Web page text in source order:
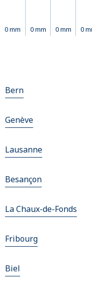
0 mm 0 mm 0 mm 0
Bern
Genève
Lausanne
Besançon
La Chaux-de-Fonds
Fribourg
Biel